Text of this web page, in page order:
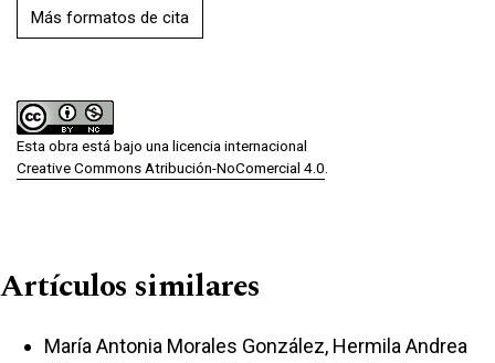
Más formatos de cita
Esta obra está bajo una licencia internacional
Creative Commons Atribución-NoComercial 4.0.
Artículos similares
María Antonia Morales González, Hermila Andrea